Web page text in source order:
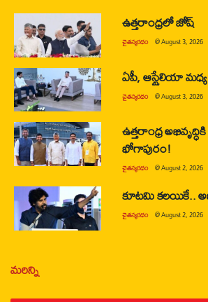
ఉత్తరాంధ్రలో జోష్
చైతన్యరధం @August 3, 2026
ఏపీ, ఆస్ట్రేలియా
చైతన్యరధం @August 3, 2026
ఉత్తరాంధ్ర
భోగాపురం!
చైతన్యరధం @August 2, 2026
కూటమి కలయికే..
చైతన్యరధం @August 2, 2026
మరిన్ని